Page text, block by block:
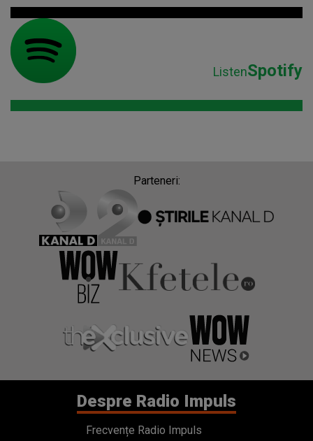
ListenSpotify
Parteneri:
Despre Radio Impuls
Frecvențe Radio Impuls